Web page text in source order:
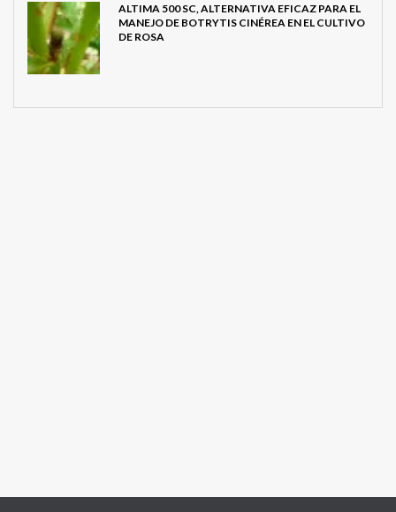
ALTIMA 500 SC, ALTERNATIVA EFICAZ PARA EL
MANEJO DE BOTRYTIS CINÉREA EN EL CULTIVO
DE ROSA